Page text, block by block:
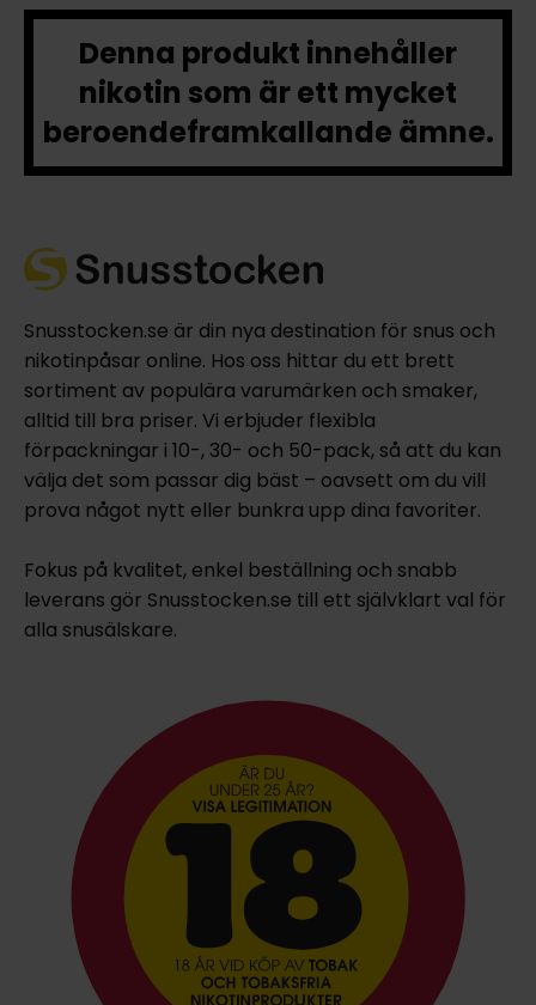
Denna produkt innehåller
nikotin som är ett mycket
beroendeframkallande ämne.
Snusstocken.se är din nya destination för snus och
nikotinpåsar online. Hos oss hittar du ett brett
sortiment av populära varumärken och smaker,
alltid till bra priser. Vi erbjuder flexibla
förpackningar i 10-, 30- och 50-pack, så att du kan
välja det som passar dig bäst – oavsett om du vill
prova något nytt eller bunkra upp dina favoriter.
Fokus på kvalitet, enkel beställning och snabb
leverans gör Snusstocken.se till ett självklart val för
alla snusälskare.